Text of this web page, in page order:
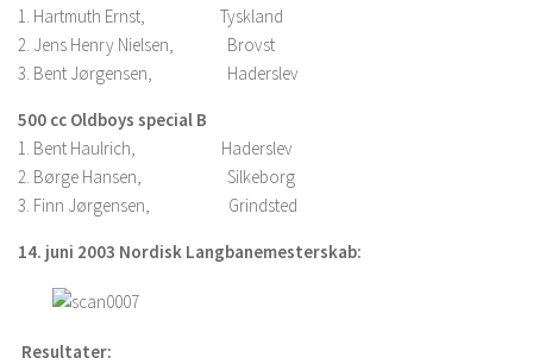
1. Hartmuth Ernst, Tyskland
2. Jens Henry Nielsen, Brovst
3. Bent Jørgensen, Haderslev
500 cc Oldboys special B
1. Bent Haulrich, Haderslev
2. Børge Hansen, Silkeborg
3. Finn Jørgensen, Grindsted
14. juni 2003 Nordisk Langbanemesterskab:
Resultater: